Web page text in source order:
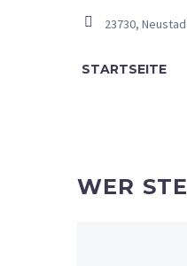
23730,
STARTSEITE
WER